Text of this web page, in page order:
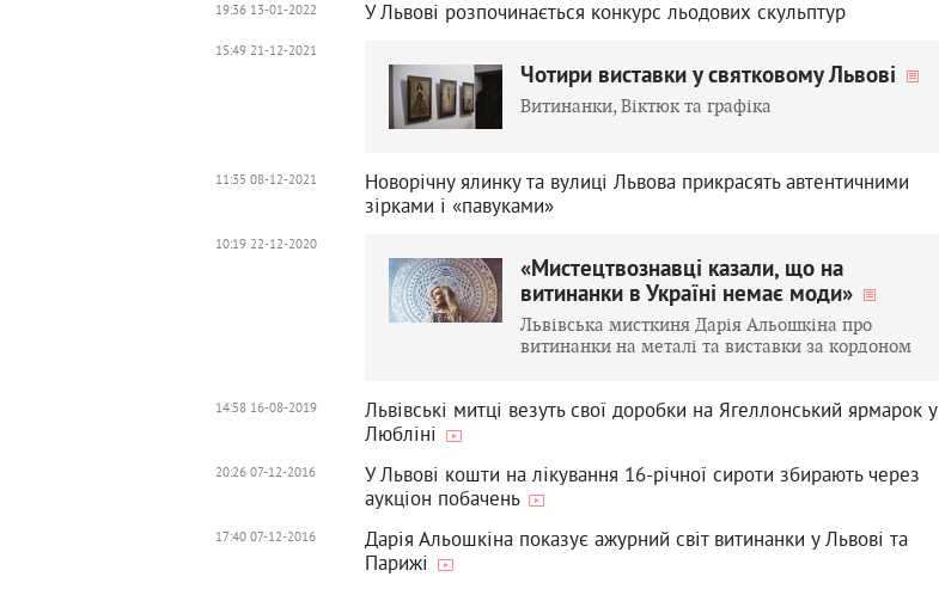
19:36 13-01-2022 У Львові розпочинається конкурс льодових скульптур
15:49 21-12-2021
Чотири виставки у святковому Львові
Витинанки, Віктюк та графіка
11:35 08-12-2021
Новорічну ялинку та вулиці Львова прикрасять автентичними
зірками і «павуками»
10:19 22-12-2020
«Мистецтвознавці казали, що на
витинанки в Україні немає моди»
Львівська мисткиня Дарія Альошкіна про
витинанки на металі та виставки за кордоном
14:58 16-08-2019
Львівські митці везуть свої доробки на Ягеллонський ярмарок у
Любліні
20:26 07-12-2016
У Львові кошти на лікування 16-річної сироти збирають через
аукціон побачень
17:40 07-12-2016
Дарія Альошкіна показує ажурний світ витинанки у Львові та
Парижі